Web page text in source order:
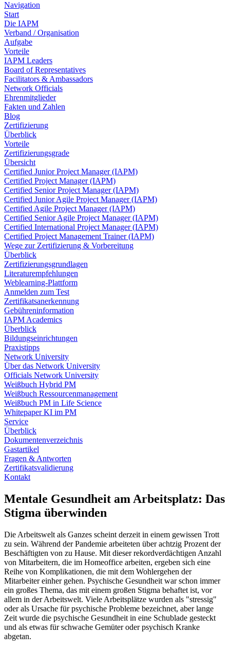
Navigation
Start
Die IAPM
Verband / Organisation
Aufgabe
Vorteile
IAPM Leaders
Board of Representatives
Facilitators & Ambassadors
Network Officials
Ehrenmitglieder
Fakten und Zahlen
Blog
Zertifizierung
Überblick
Vorteile
Zertifizierungsgrade
Übersicht
Certified Junior Project Manager (IAPM)
Certified Project Manager (IAPM)
Certified Senior Project Manager (IAPM)
Certified Junior Agile Project Manager (IAPM)
Certified Agile Project Manager (IAPM)
Certified Senior Agile Project Manager (IAPM)
Certified International Project Manager (IAPM)
Certified Project Management Trainer (IAPM)
Wege zur Zertifizierung & Vorbereitung
Überblick
Zertifizierungsgrundlagen
Literaturempfehlungen
Weblearning-Plattform
Anmelden zum Test
Zertifikatsanerkennung
Gebühreninformation
IAPM Academics
Überblick
Bildungseinrichtungen
Praxistipps
Network University
Über das Network University
Officials Network University
Weißbuch Hybrid PM
Weißbuch Ressourcenmanagement
Weißbuch PM in Life Science
Whitepaper KI im PM
Service
Überblick
Dokumentenverzeichnis
Gastartikel
Fragen & Antworten
Zertifikatsvalidierung
Kontakt
Mentale Gesundheit am Arbeitsplatz: Das
Stigma überwinden
Die Arbeitswelt als Ganzes scheint derzeit in einem gewissen Trott
zu sein. Während der Pandemie arbeiteten über achtzig Prozent der
Beschäftigten von zu Hause. Mit dieser rekordverdächtigen Anzahl
von Mitarbeitern, die im Homeoffice arbeiten, ergeben sich eine
Reihe von Komplikationen, die mit dem Wohlergehen der
Mitarbeiter einher gehen. Psychische Gesundheit war schon immer
ein großes Thema, das mit einem großen Stigma behaftet ist, vor
allem in der Arbeitswelt. Viele Arbeitsplätze wurden als "stressig"
oder als Ursache für psychische Probleme bezeichnet, aber lange
Zeit wurde die psychische Gesundheit in eine Schublade gesteckt
und als etwas für schwache Gemüter oder psychisch Kranke
abgetan.